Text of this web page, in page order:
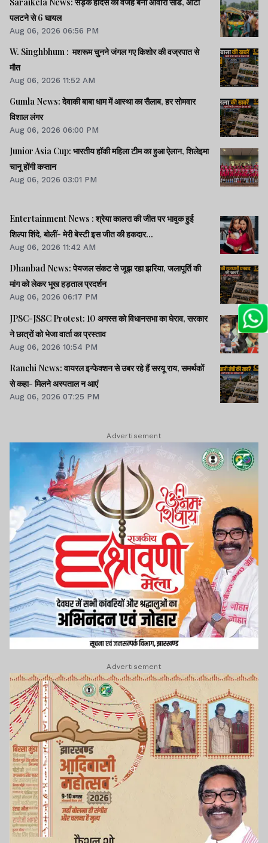
पलटने से 6 घायल
Aug 06, 2026 06:56 PM
W. Singhbhum : मशरूम चुनने जंगल गए किशोर की वज्रपात से
मौत
Aug 06, 2026 11:52 AM
Gumla News: देवाकी बाबा धाम में आस्था का सैलाब, हर सोमवार
विशाल लंगर
Aug 06, 2026 06:00 PM
Junior Asia Cup: भारतीय हॉकी महिला टीम का हुआ ऐलान, शिलेइमा
चानू होंगी कप्तान
Aug 06, 2026 03:01 PM
Entertainment News : श्रेया कालरा की जीत पर भावुक हुई
शिल्पा शिंदे, बोलीं- मेरी बेस्टी इस जीत की हकदार...
Aug 06, 2026 11:42 AM
Dhanbad News: पेयजल संकट से जूझ रहा झरिया, जलापूर्ति की
मांग को लेकर भूख हड़ताल प्रदर्शन
Aug 06, 2026 06:17 PM
JPSC-JSSC Protest: 10 अगस्त को विधानसभा का घेराव, सरकार
ने छात्रों को भेजा वार्ता का प्रस्ताव
Aug 06, 2026 10:54 PM
Ranchi News: वायरल इन्फेक्शन से उबर रहे हैं सरयू राय, समर्थकों
से कहा- मिलने अस्पताल न आएं
Aug 06, 2026 07:25 PM
Advertisement
Advertisement